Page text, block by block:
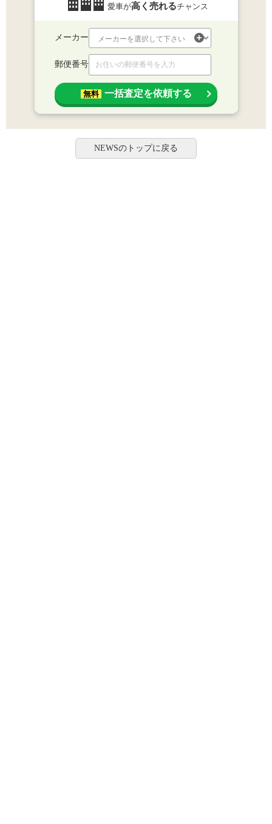
愛車が高く売れるチャンス
メーカー
郵便番号
無料 一括査定を依頼する
NEWSのトップに戻る